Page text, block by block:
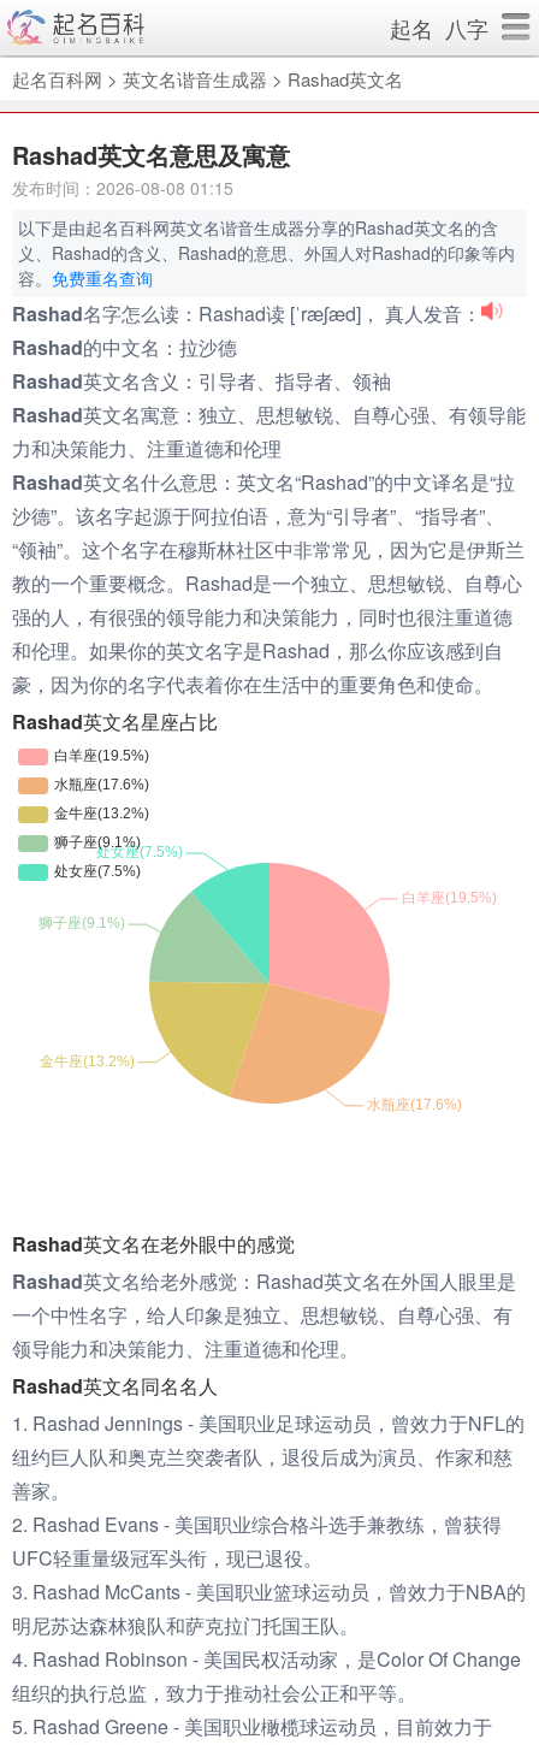
起名 八字
起名百科网 > 英文名谐音生成器 > Rashad英文名
Rashad英文名意思及寓意
发布时间：2026-08-08 01:15
以下是由起名百科网英文名谐音生成器分享的Rashad英文名的含
义、Rashad的含义、Rashad的意思、外国人对Rashad的印象等内
容。 免费重名查询
Rashad名字怎么读： Rashad读 [ˈræʃæd]， 真人发音：
Rashad的中文名： 拉沙德
Rashad英文名含义： 引导者、指导者、领袖
Rashad英文名寓意： 独立、思想敏锐、自尊心强、有领导能
力和决策能力、注重道德和伦理
Rashad英文名什么意思： 英文名“Rashad”的中文译名是“拉
沙德”。该名字起源于阿拉伯语，意为“引导者”、“指导者”、
“领袖”。这个名字在穆斯林社区中非常常见，因为它是伊斯兰
教的一个重要概念。Rashad是一个独立、思想敏锐、自尊心
强的人，有很强的领导能力和决策能力，同时也很注重道德
和伦理。如果你的英文名字是Rashad，那么你应该感到自
豪，因为你的名字代表着你在生活中的重要角色和使命。
Rashad英文名星座占比
Rashad英文名在老外眼中的感觉
Rashad英文名给老外感觉： Rashad英文名在外国人眼里是
一个中性名字，给人印象是独立、思想敏锐、自尊心强、有
领导能力和决策能力、注重道德和伦理。
Rashad英文名同名名人
1. Rashad Jennings - 美国职业足球运动员，曾效力于NFL的
纽约巨人队和奥克兰突袭者队，退役后成为演员、作家和慈
善家。
2. Rashad Evans - 美国职业综合格斗选手兼教练，曾获得
UFC轻重量级冠军头衔，现已退役。
3. Rashad McCants - 美国职业篮球运动员，曾效力于NBA的
明尼苏达森林狼队和萨克拉门托国王队。
4. Rashad Robinson - 美国民权活动家，是Color Of Change
组织的执行总监，致力于推动社会公正和平等。
5. Rashad Greene - 美国职业橄榄球运动员，目前效力于